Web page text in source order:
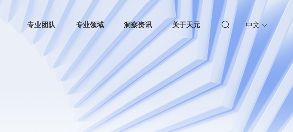
专业团队 专业领域 洞察资讯 关于天元 中文